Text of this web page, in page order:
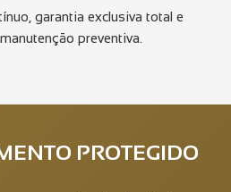
garantia exclusiva total e
preventiva.
PROTEGIDO